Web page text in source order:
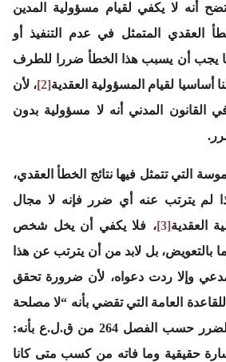
أنه لا يكفي لقيام مسؤولية المدين
العقدي المتمثل في عدم التنفيذ أو
يجب أن يسبب هذا الخطأ ضررا للطرف
أساسيا لقيام المسؤولية العقدية[2]
، لأن
القانون المدني أنه لا مسؤولية بدون
التي تتمثل فيها نتائج الخطأ العقدي،
لم يترتب عنه أي ضرر فإنه لا مجال
العقدية[3]
، فلا يكفي أن يخل شخص
بالتعويض، بل لابد من أن يترتب عن هذا
وإلا ردت دعواه، لأن ضرورة تحقق
العامة التي تقضي بأنه “لا مصلحة
، ويقصد بالضرر حسب الفصل 264 من ق.ل.ع بأنه:
حقيقية وما فاته من كسب متى كانا